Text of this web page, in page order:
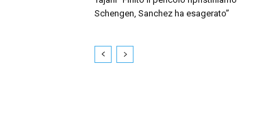
Schengen, Sanchez ha esagerato”